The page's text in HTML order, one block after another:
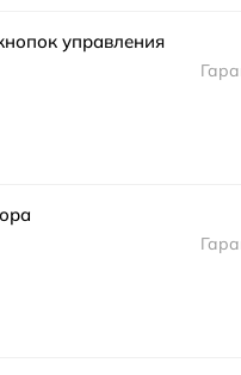
управления